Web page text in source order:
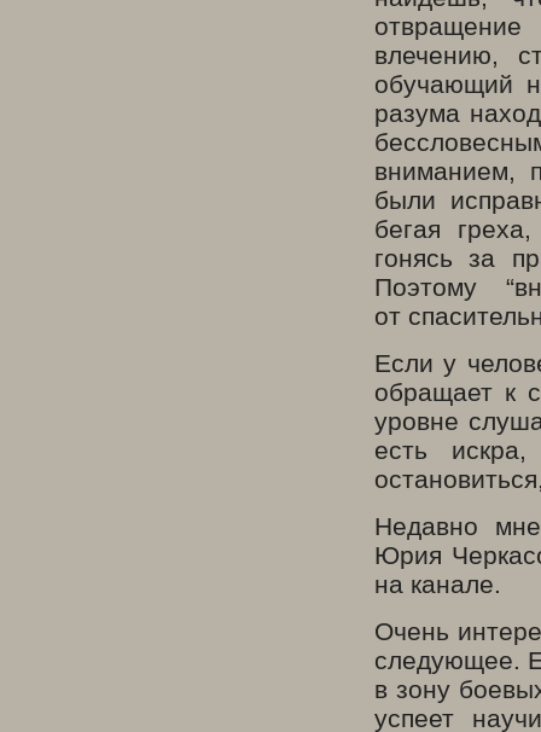
отвращение
влечению,
обучающий
разума
вниманием,
были
бегая
гонясь за
Поэтому
от
Если у
обращает к
уровне
есть
Недавно
Юрия
на канале.
Очень
следующее.
в зону
успеет